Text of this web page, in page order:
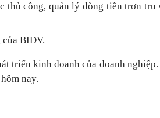
thủ công, quản lý dòng tiền trơn tru
của BIDV.
triển kinh doanh của doanh
nay.